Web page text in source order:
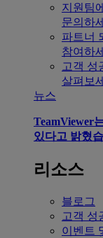
지원팀
문의하
파트너
참여하
고객 성
살펴보
뉴스
TeamViewer
있다고 밝혔
리소스
블로그
고객 성
이벤트